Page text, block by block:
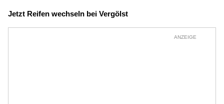
Jetzt Reifen wechseln bei Vergölst
ANZEIGE